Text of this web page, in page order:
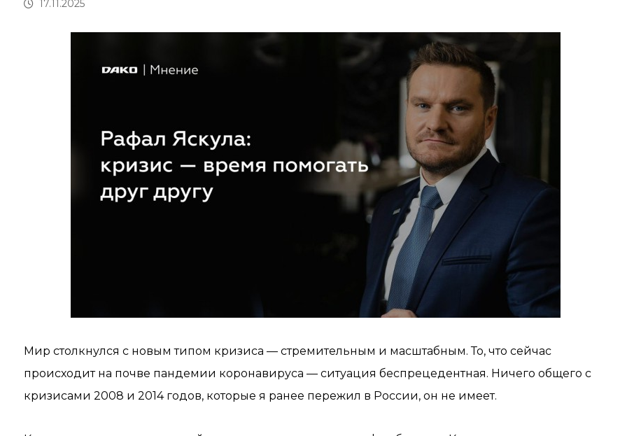
17.11.2025
Мир столкнулся с новым типом кризиса — стремительным и масштабным. То, что сейчас
происходит на почве пандемии коронавируса — ситуация беспрецедентная. Ничего общего с
кризисами 2008 и 2014 годов, которые я ранее пережил в России, он не имеет.